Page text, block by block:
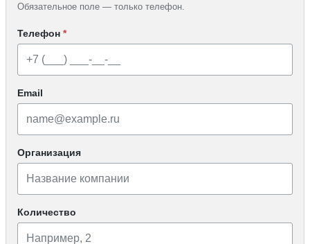
Обязательное поле — только телефон.
Телефон *
Email
Организация
Количество